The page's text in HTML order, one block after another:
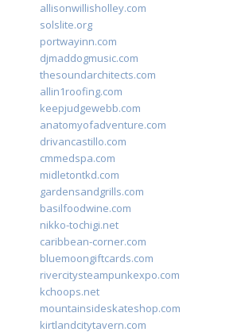
allisonwillisholley.com
solslite.org
portwayinn.com
djmaddogmusic.com
thesoundarchitects.com
allin1roofing.com
keepjudgewebb.com
anatomyofadventure.com
drivancastillo.com
cmmedspa.com
midletontkd.com
gardensandgrills.com
basilfoodwine.com
nikko-tochigi.net
caribbean-corner.com
bluemoongiftcards.com
rivercitysteampunkexpo.com
kchoops.net
mountainsideskateshop.com
kirtlandcitytavern.com